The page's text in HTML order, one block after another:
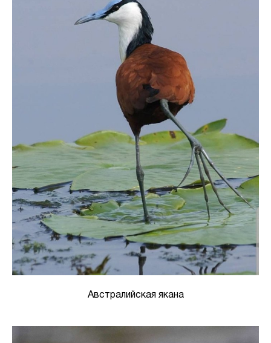
Австралийская якана